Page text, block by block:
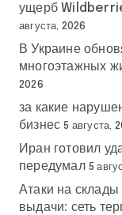
ущерб
августа, 2026
В Украине
многоэтажных
2026
за какие
бизнес 5 августа,
Иран готовил
передумал 5
Атаки на
выдачи: сеть